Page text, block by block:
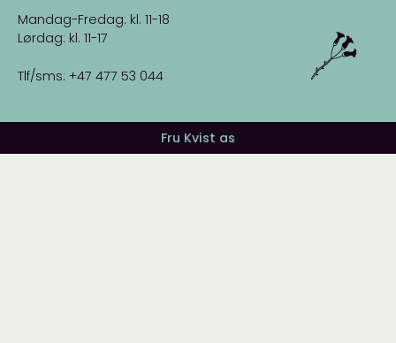
Mandag-Fredag: kl. 11-18
Lørdag: kl. 11-17
Tlf/sms: +47 477 53 044
Fru Kvist as